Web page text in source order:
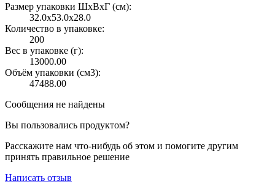
Размер упаковки ШxВxГ (см):
32.0x53.0x28.0
Количество в упаковке:
200
Вес в упаковке (г):
13000.00
Объём упаковки (см3):
47488.00
Сообщения не найдены
Вы пользовались продуктом?
Расскажите нам что-нибудь об этом и помогите другим
принять правильное решение
Написать отзыв